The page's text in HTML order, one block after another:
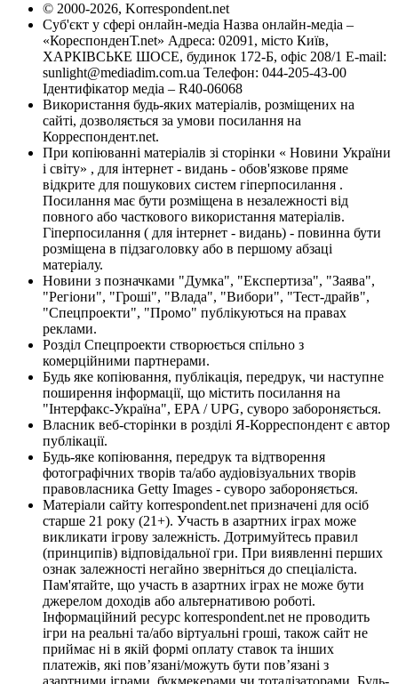
© 2000-2026, Korrespondent.net
Суб'єкт у сфері онлайн-медіа Назва онлайн-медіа –
«КореспонденТ.net» Адреса: 02091, місто Київ,
ХАРКІВСЬКЕ ШОСЕ, будинок 172-Б, офіс 208/1 E-mail:
sunlight@mediadim.com.ua Телефон: 044-205-43-00
Ідентифікатор медіа – R40-06068
Використання будь-яких матеріалів, розміщених на
сайті, дозволяється за умови посилання на
Корреспондент.net.
При копіюванні матеріалів зі сторінки « Новини України
і світу» , для інтернет - видань - обов'язкове пряме
відкрите для пошукових систем гіперпосилання .
Посилання має бути розміщена в незалежності від
повного або часткового використання матеріалів.
Гіперпосилання ( для інтернет - видань) - повинна бути
розміщена в підзаголовку або в першому абзаці
матеріалу.
Новини з позначками "Думка", "Експертиза", "Заява",
"Регіони", "Гроші", "Влада", "Вибори", "Тест-драйв",
"Спецпроекти", "Промо" публікуються на правах
реклами.
Розділ Спецпроекти створюється спільно з
комерційними партнерами.
Будь яке копіювання, публікація, передрук, чи наступне
поширення інформації, що містить посилання на
"Інтерфакс-Україна", EPA / UPG, суворо забороняється.
Власник веб-сторінки в розділі Я-Корреспондент є автор
публікації.
Будь-яке копіювання, передрук та відтворення
фотографічних творів та/або аудіовізуальних творів
правовласника Getty Images - суворо забороняється.
Матеріали сайту korrespondent.net призначені для осіб
старше 21 року (21+). Участь в азартних іграх може
викликати ігрову залежність. Дотримуйтесь правил
(принципів) відповідальної гри. При виявленні перших
ознак залежності негайно зверніться до спеціаліста.
Пам'ятайте, що участь в азартних іграх не може бути
джерелом доходів або альтернативою роботі.
Інформаційний ресурс korrespondent.net не проводить
ігри на реальні та/або віртуальні гроші, також сайт не
приймає ні в якій формі оплату ставок та інших
платежів, які пов’язані/можуть бути пов’язані з